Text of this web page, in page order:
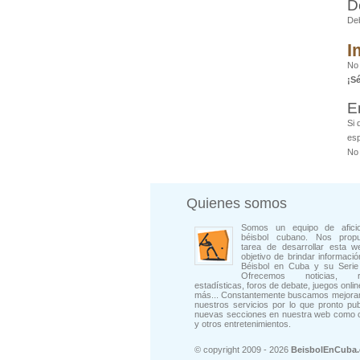
Si
Quienes somos
Somos un equipo de
béisbol cubano. Nos
tarea de desarrollar esta
objetivo de brindar
Béisbol en Cuba y su Serie
Ofrecemos noticias,
estadísticas, foros de debate, juegos
más... Constantemente buscamos
nuestros servicios por lo que pronto
nuevas secciones en nuestra web como
y otros entretenimientos.
© copyright 2009 - 2026